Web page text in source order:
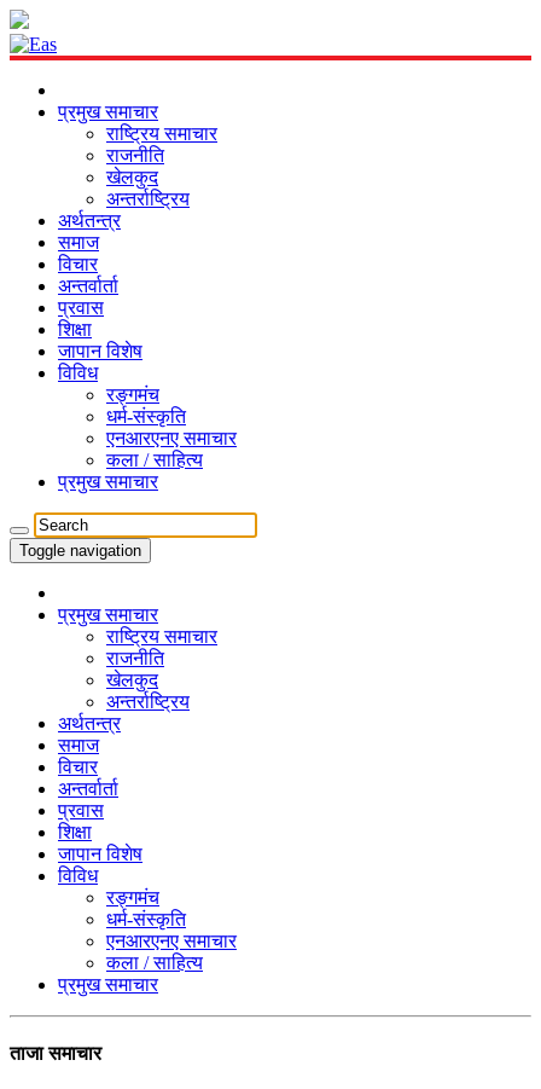
प्रमुख समाचार
राष्ट्रिय समाचार
राजनीति
खेलकुद
अन्तर्राष्ट्रिय
अर्थतन्त्र
समाज
विचार
अन्तर्वार्ता
प्रवास
शिक्षा
जापान विशेष
विविध
रङ्गमंच
धर्म-संस्कृति
एनआरएनए समाचार
कला / साहित्य
प्रमुख समाचार
Toggle navigation
प्रमुख समाचार
राष्ट्रिय समाचार
राजनीति
खेलकुद
अन्तर्राष्ट्रिय
अर्थतन्त्र
समाज
विचार
अन्तर्वार्ता
प्रवास
शिक्षा
जापान विशेष
विविध
रङ्गमंच
धर्म-संस्कृति
एनआरएनए समाचार
कला / साहित्य
प्रमुख समाचार
ताजा समाचार